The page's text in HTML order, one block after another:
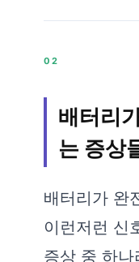
02
배터리
는 증상
배터리가 완
이런저런 신
증상 중 하